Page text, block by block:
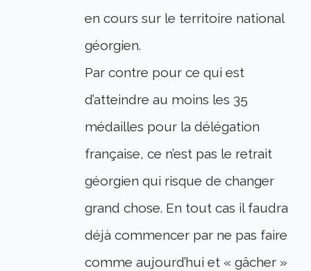
en cours sur le territoire national
géorgien.
Par contre pour ce qui est
d’atteindre au moins les 35
médailles pour la délégation
française, ce n’est pas le retrait
géorgien qui risque de changer
grand chose. En tout cas il faudra
déjà commencer par ne pas faire
comme aujourd’hui et « gâcher »